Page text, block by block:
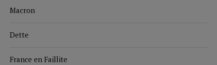
Macron
Dette
France en Faillite